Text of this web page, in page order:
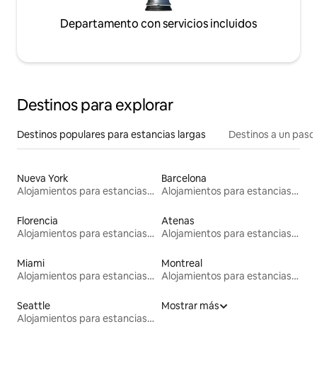
Departamento con servicios incluidos
Destinos para explorar
Destinos populares para estancias largas Destinos a un
Nueva York
Alojamientos para estancias largas
Barcelona
Alojamientos para estancias largas
Florencia
Alojamientos para estancias largas
Atenas
Alojamientos para estancias largas
Miami
Alojamientos para estancias largas
Montreal
Alojamientos para estancias largas
Seattle
Alojamientos para estancias largas
Mostrar más